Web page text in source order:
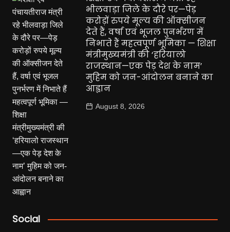
भीलवाड़ा जिले के दौरे पर—पेड़
करोड़ों रुपये मूल्य की ऑक्सीजन
देते हैं, वर्षा एवं भूजल पुनर्भरण में
निभाते हैं महत्वपूर्ण भूमिका — शिक्षा
मंत्रीमुख्यमंत्री की ‘हरियालो
राजस्थान—एक पेड़ देश के नाम’
मुहिम को जन-आंदोलन बनाने का
आह्वान
August 8, 2026
Social